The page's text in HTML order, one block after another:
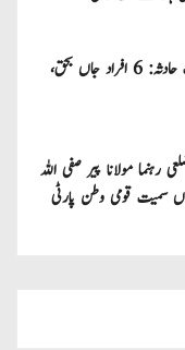
کرک میں المناک حادثہ: 6 افراد جاں بحق،
مولانا پیر صفی اللہ
سمیت قومی وطن پارٹی